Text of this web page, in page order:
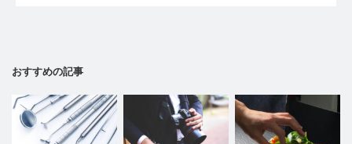
おすすめの記事